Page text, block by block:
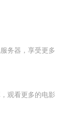
务器，享受更多
观看更多的电影